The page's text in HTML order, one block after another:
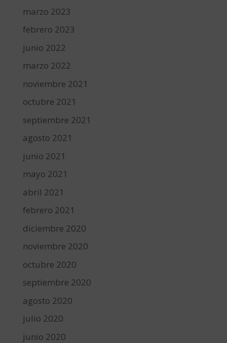
marzo 2023
febrero 2023
junio 2022
marzo 2022
noviembre 2021
octubre 2021
septiembre 2021
agosto 2021
junio 2021
mayo 2021
abril 2021
febrero 2021
diciembre 2020
noviembre 2020
octubre 2020
septiembre 2020
agosto 2020
julio 2020
junio 2020